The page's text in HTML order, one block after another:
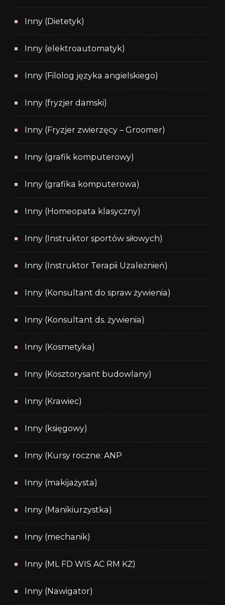
Inny (Dietetyk)
Inny (elektroautomatyk)
Inny (Filolog języka angielskiego)
Inny (fryzjer damski)
Inny (Fryzjer zwierzęcy – Groomer)
Inny (grafik komputerowy)
Inny (grafika komputerowa)
Inny (Homeopata klasyczny)
Inny (Instruktor sportów siłowych)
Inny (Instruktor Terapii Uzależnień)
Inny (Konsultant do spraw żywienia)
Inny (Konsultant ds. żywienia)
Inny (Kosmetyka)
Inny (Kosztorysant budowlany)
Inny (Krawiec)
Inny (księgowy)
Inny (Kursy roczne: ANP
Inny (makijażysta)
Inny (Manikiurzystka)
Inny (mechanik)
Inny (ML FD WIS AC RM KŻ)
Inny (Nawigator)